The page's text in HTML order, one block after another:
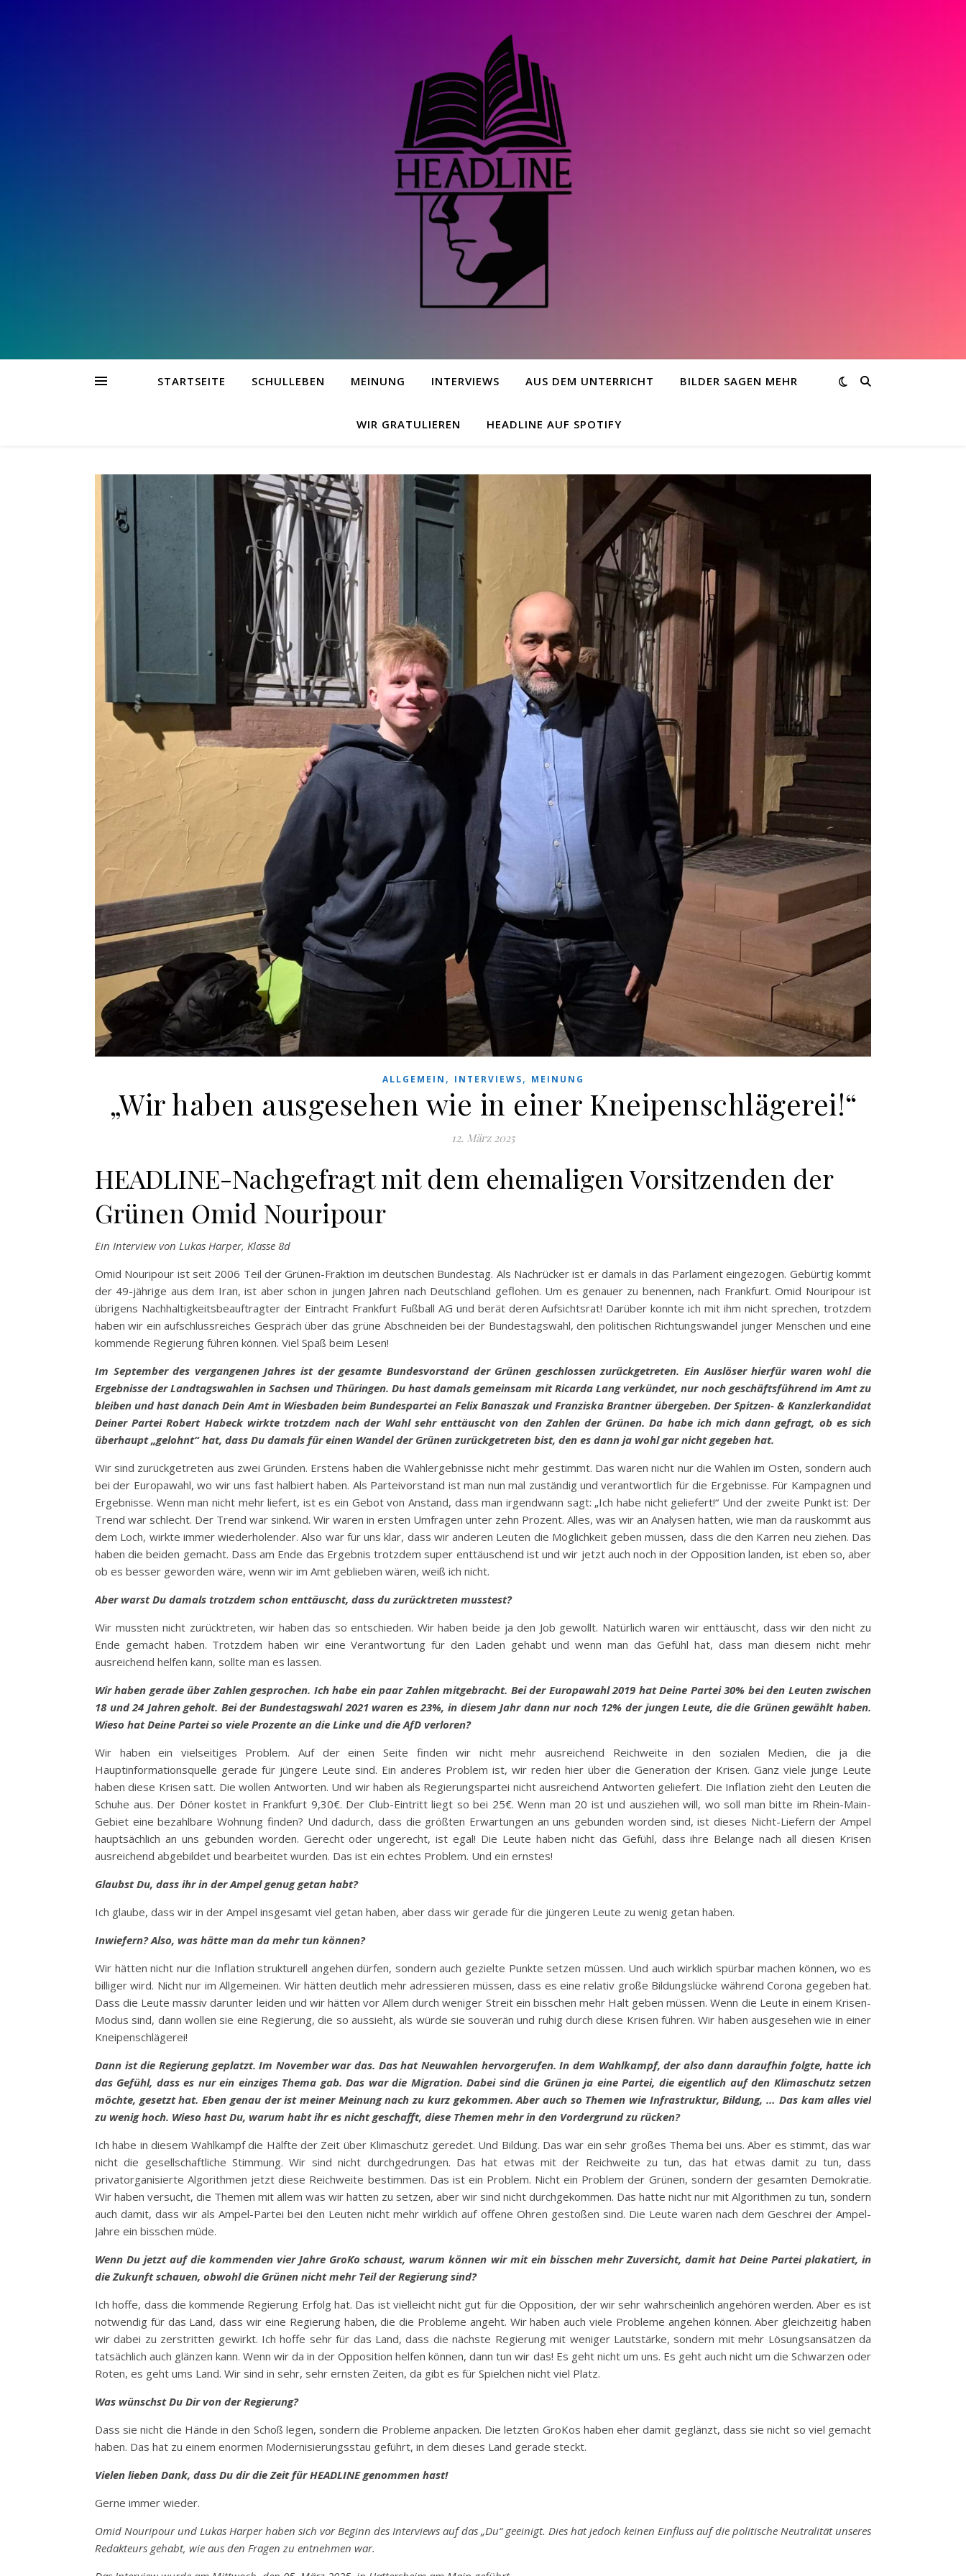
STARTSEITE SCHULLEBEN MEINUNG INTERVIEWS AUS DEM UNTERRICHT BILDER SAGEN MEHR
WIR GRATULIEREN HEADLINE AUF SPOTIFY
ALLGEMEIN , INTERVIEWS, MEINUNG
„Wir haben ausgesehen wie in einer Kneipenschlägerei!“
12. März 2025
HEADLINE-Nachgefragt mit dem ehemaligen Vorsitzenden der
Grünen Omid Nouripour
Ein Interview von Lukas Harper, Klasse 8d
Omid Nouripour ist seit 2006 Teil der Grünen-Fraktion im deutschen Bundestag. Als Nachrücker ist er damals in das Parlament eingezogen. Gebürtig kommt
der 49-jährige aus dem Iran, ist aber schon in jungen Jahren nach Deutschland geflohen. Um es genauer zu benennen, nach Frankfurt. Omid Nouripour ist
übrigens Nachhaltigkeitsbeauftragter der Eintracht Frankfurt Fußball AG und berät deren Aufsichtsrat! Darüber konnte ich mit ihm nicht sprechen, trotzdem
haben wir ein aufschlussreiches Gespräch über das grüne Abschneiden bei der Bundestagswahl, den politischen Richtungswandel junger Menschen und eine
kommende Regierung führen können. Viel Spaß beim Lesen!
Im September des vergangenen Jahres ist der gesamte Bundesvorstand der Grünen geschlossen zurückgetreten. Ein Auslöser hierfür waren wohl die
Ergebnisse der Landtagswahlen in Sachsen und Thüringen. Du hast damals gemeinsam mit Ricarda Lang verkündet, nur noch geschäftsführend im Amt zu
bleiben und hast danach Dein Amt in Wiesbaden beim Bundespartei an Felix Banaszak und Franziska Brantner übergeben. Der Spitzen- & Kanzlerkandidat
Deiner Partei Robert Habeck wirkte trotzdem nach der Wahl sehr enttäuscht von den Zahlen der Grünen. Da habe ich mich dann gefragt, ob es sich
überhaupt „gelohnt“ hat, dass Du damals für einen Wandel der Grünen zurückgetreten bist, den es dann ja wohl gar nicht gegeben hat.
Wir sind zurückgetreten aus zwei Gründen. Erstens haben die Wahlergebnisse nicht mehr gestimmt. Das waren nicht nur die Wahlen im Osten, sondern auch
bei der Europawahl, wo wir uns fast halbiert haben. Als Parteivorstand ist man nun mal zuständig und verantwortlich für die Ergebnisse. Für Kampagnen und
Ergebnisse. Wenn man nicht mehr liefert, ist es ein Gebot von Anstand, dass man irgendwann sagt: „Ich habe nicht geliefert!“ Und der zweite Punkt ist: Der
Trend war schlecht. Der Trend war sinkend. Wir waren in ersten Umfragen unter zehn Prozent. Alles, was wir an Analysen hatten, wie man da rauskommt aus
dem Loch, wirkte immer wiederholender. Also war für uns klar, dass wir anderen Leuten die Möglichkeit geben müssen, dass die den Karren neu ziehen. Das
haben die beiden gemacht. Dass am Ende das Ergebnis trotzdem super enttäuschend ist und wir jetzt auch noch in der Opposition landen, ist eben so, aber
ob es besser geworden wäre, wenn wir im Amt geblieben wären, weiß ich nicht.
Aber warst Du damals trotzdem schon enttäuscht, dass du zurücktreten musstest?
Wir mussten nicht zurücktreten, wir haben das so entschieden. Wir haben beide ja den Job gewollt. Natürlich waren wir enttäuscht, dass wir den nicht zu
Ende gemacht haben. Trotzdem haben wir eine Verantwortung für den Laden gehabt und wenn man das Gefühl hat, dass man diesem nicht mehr
ausreichend helfen kann, sollte man es lassen.
Wir haben gerade über Zahlen gesprochen. Ich habe ein paar Zahlen mitgebracht. Bei der Europawahl 2019 hat Deine Partei 30% bei den Leuten zwischen
18 und 24 Jahren geholt. Bei der Bundestagswahl 2021 waren es 23%, in diesem Jahr dann nur noch 12% der jungen Leute, die die Grünen gewählt haben.
Wieso hat Deine Partei so viele Prozente an die Linke und die AfD verloren?
Wir haben ein vielseitiges Problem. Auf der einen Seite finden wir nicht mehr ausreichend Reichweite in den sozialen Medien, die ja die
Hauptinformationsquelle gerade für jüngere Leute sind. Ein anderes Problem ist, wir reden hier über die Generation der Krisen. Ganz viele junge Leute
haben diese Krisen satt. Die wollen Antworten. Und wir haben als Regierungspartei nicht ausreichend Antworten geliefert. Die Inflation zieht den Leuten die
Schuhe aus. Der Döner kostet in Frankfurt 9,30€. Der Club-Eintritt liegt so bei 25€. Wenn man 20 ist und ausziehen will, wo soll man bitte im Rhein-Main-
Gebiet eine bezahlbare Wohnung finden? Und dadurch, dass die größten Erwartungen an uns gebunden worden sind, ist dieses Nicht-Liefern der Ampel
hauptsächlich an uns gebunden worden. Gerecht oder ungerecht, ist egal! Die Leute haben nicht das Gefühl, dass ihre Belange nach all diesen Krisen
ausreichend abgebildet und bearbeitet wurden. Das ist ein echtes Problem. Und ein ernstes!
Glaubst Du, dass ihr in der Ampel genug getan habt?
Ich glaube, dass wir in der Ampel insgesamt viel getan haben, aber dass wir gerade für die jüngeren Leute zu wenig getan haben.
Inwiefern? Also, was hätte man da mehr tun können?
Wir hätten nicht nur die Inflation strukturell angehen dürfen, sondern auch gezielte Punkte setzen müssen. Und auch wirklich spürbar machen können, wo es
billiger wird. Nicht nur im Allgemeinen. Wir hätten deutlich mehr adressieren müssen, dass es eine relativ große Bildungslücke während Corona gegeben hat.
Dass die Leute massiv darunter leiden und wir hätten vor Allem durch weniger Streit ein bisschen mehr Halt geben müssen. Wenn die Leute in einem Krisen-
Modus sind, dann wollen sie eine Regierung, die so aussieht, als würde sie souverän und ruhig durch diese Krisen führen. Wir haben ausgesehen wie in einer
Kneipenschlägerei!
Dann ist die Regierung geplatzt. Im November war das. Das hat Neuwahlen hervorgerufen. In dem Wahlkampf, der also dann daraufhin folgte, hatte ich
das Gefühl, dass es nur ein einziges Thema gab. Das war die Migration. Dabei sind die Grünen ja eine Partei, die eigentlich auf den Klimaschutz setzen
möchte, gesetzt hat. Eben genau der ist meiner Meinung nach zu kurz gekommen. Aber auch so Themen wie Infrastruktur, Bildung, … Das kam alles viel
zu wenig hoch. Wieso hast Du, warum habt ihr es nicht geschafft, diese Themen mehr in den Vordergrund zu rücken?
Ich habe in diesem Wahlkampf die Hälfte der Zeit über Klimaschutz geredet. Und Bildung. Das war ein sehr großes Thema bei uns. Aber es stimmt, das war
nicht die gesellschaftliche Stimmung. Wir sind nicht durchgedrungen. Das hat etwas mit der Reichweite zu tun, das hat etwas damit zu tun, dass
privatorganisierte Algorithmen jetzt diese Reichweite bestimmen. Das ist ein Problem. Nicht ein Problem der Grünen, sondern der gesamten Demokratie.
Wir haben versucht, die Themen mit allem was wir hatten zu setzen, aber wir sind nicht durchgekommen. Das hatte nicht nur mit Algorithmen zu tun, sondern
auch damit, dass wir als Ampel-Partei bei den Leuten nicht mehr wirklich auf offene Ohren gestoßen sind. Die Leute waren nach dem Geschrei der Ampel-
Jahre ein bisschen müde.
Wenn Du jetzt auf die kommenden vier Jahre GroKo schaust, warum können wir mit ein bisschen mehr Zuversicht, damit hat Deine Partei plakatiert, in
die Zukunft schauen, obwohl die Grünen nicht mehr Teil der Regierung sind?
Ich hoffe, dass die kommende Regierung Erfolg hat. Das ist vielleicht nicht gut für die Opposition, der wir sehr wahrscheinlich angehören werden. Aber es ist
notwendig für das Land, dass wir eine Regierung haben, die die Probleme angeht. Wir haben auch viele Probleme angehen können. Aber gleichzeitig haben
wir dabei zu zerstritten gewirkt. Ich hoffe sehr für das Land, dass die nächste Regierung mit weniger Lautstärke, sondern mit mehr Lösungsansätzen da
tatsächlich auch glänzen kann. Wenn wir da in der Opposition helfen können, dann tun wir das! Es geht nicht um uns. Es geht auch nicht um die Schwarzen oder
Roten, es geht ums Land. Wir sind in sehr, sehr ernsten Zeiten, da gibt es für Spielchen nicht viel Platz.
Was wünschst Du Dir von der Regierung?
Dass sie nicht die Hände in den Schoß legen, sondern die Probleme anpacken. Die letzten GroKos haben eher damit geglänzt, dass sie nicht so viel gemacht
haben. Das hat zu einem enormen Modernisierungsstau geführt, in dem dieses Land gerade steckt.
Vielen lieben Dank, dass Du dir die Zeit für HEADLINE genommen hast!
Gerne immer wieder.
Omid Nouripour und Lukas Harper haben sich vor Beginn des Interviews auf das „Du“ geeinigt. Dies hat jedoch keinen Einfluss auf die politische Neutralität unseres
Redakteurs gehabt, wie aus den Fragen zu entnehmen war.